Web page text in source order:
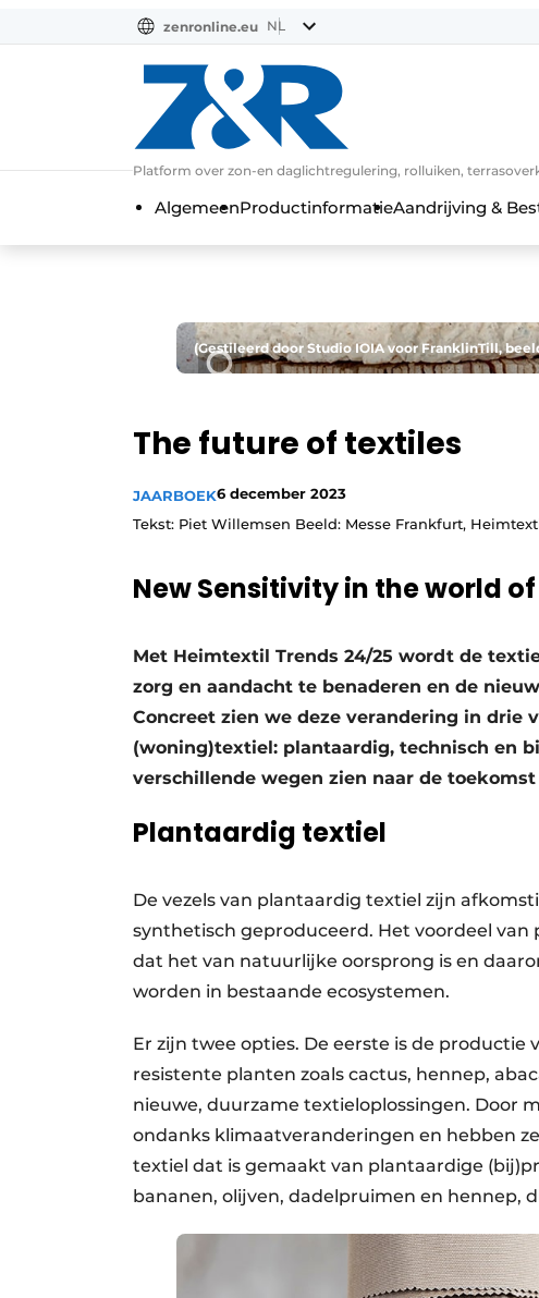
zenronline.eu NL
Platform over zon-en daglichtregulering, rolluiken,
AlgemeenProductinformatieAandrijving &
(Gestileerd door Studio IOIA voor FranklinTill,
The future of textiles
JAARBOEK6 december 2023
Tekst: Piet Willemsen Beeld: Messe Frankfurt,
New Sensitivity in the world
Met Heimtextil Trends 24/25 wordt de
zorg en aandacht te benaderen en de
Concreet zien we deze verandering in drie
(woning)textiel: plantaardig, technisch en
verschillende wegen zien naar de
Plantaardig textiel
De vezels van plantaardig textiel zijn
synthetisch geproduceerd. Het voordeel
dat het van natuurlijke oorsprong is en
worden in bestaande ecosystemen.
Er zijn twee opties. De eerste is de
resistente planten zoals cactus, hennep,
nieuwe, duurzame textieloplossingen. Door
ondanks klimaatveranderingen en hebben
textiel dat is gemaakt van plantaardige
bananen, olijven, dadelpruimen en hennep,